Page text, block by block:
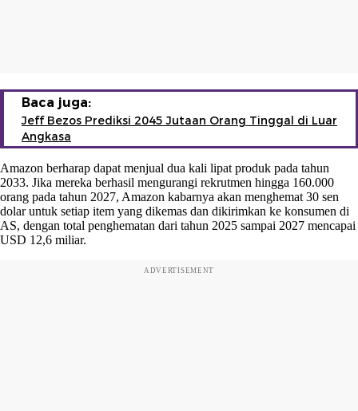
Baca juga:
Jeff Bezos Prediksi 2045 Jutaan Orang Tinggal di Luar
Angkasa
Amazon berharap dapat menjual dua kali lipat produk pada tahun
2033. Jika mereka berhasil mengurangi rekrutmen hingga 160.000
orang pada tahun 2027, Amazon kabarnya akan menghemat 30 sen
dolar untuk setiap item yang dikemas dan dikirimkan ke konsumen di
AS, dengan total penghematan dari tahun 2025 sampai 2027 mencapai
USD 12,6 miliar.
ADVERTISEMENT